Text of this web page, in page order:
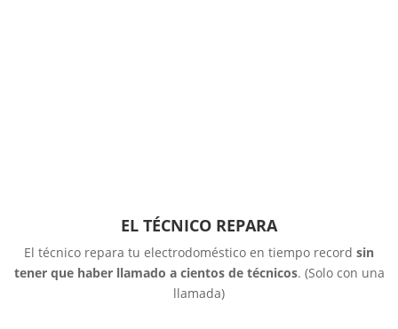
EL TÉCNICO REPARA
El técnico repara tu electrodoméstico en tiempo record sin
tener que haber llamado a cientos de técnicos. (Solo con una
llamada)